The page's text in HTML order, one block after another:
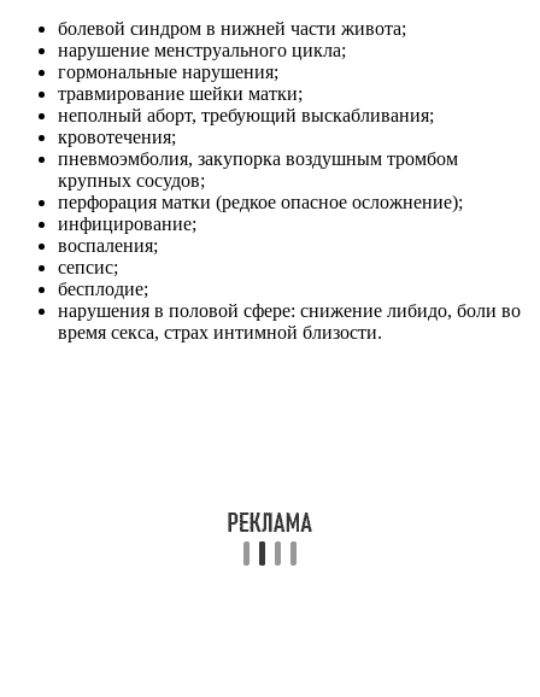
болевой синдром в нижней части живота;
нарушение менструального цикла;
гормональные нарушения;
травмирование шейки матки;
неполный аборт, требующий выскабливания;
кровотечения;
пневмоэмболия, закупорка воздушным тромбом
крупных сосудов;
перфорация матки (редкое опасное осложнение);
инфицирование;
воспаления;
сепсис;
бесплодие;
нарушения в половой сфере: снижение либидо, боли во
время секса, страх интимной близости.